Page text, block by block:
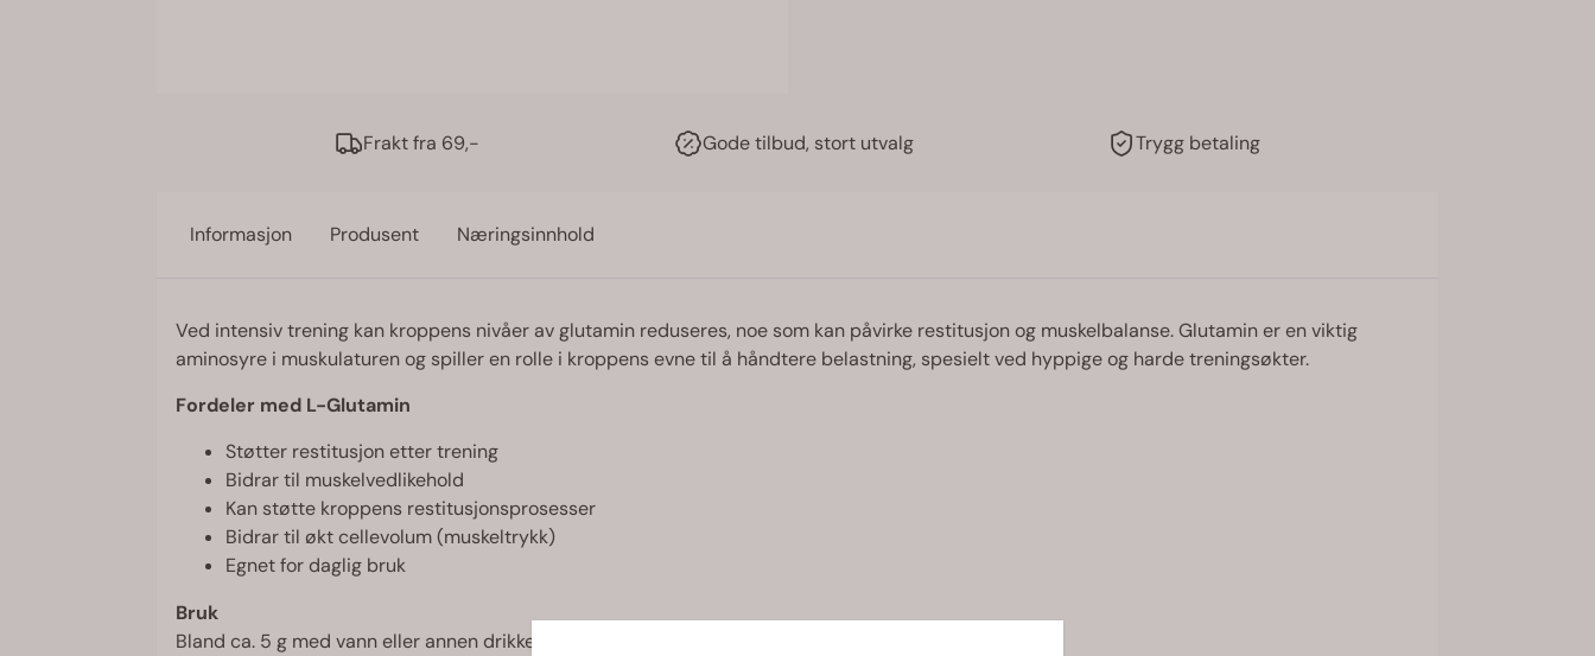
Frakt fra 69,- Gode tilbud, stort utvalg Trygg betaling
Informasjon Produsent Næringsinnhold
Ved intensiv trening kan kroppens nivåer av glutamin reduseres, noe som kan påvirke restitusjon og muskelbalanse. Glutamin er en viktig
aminosyre i muskulaturen og spiller en rolle i kroppens evne til å håndtere belastning, spesielt ved hyppige og harde treningsøkter.
Fordeler med L-Glutamin
Støtter restitusjon etter trening
Bidrar til muskelvedlikehold
Kan støtte kroppens restitusjonsprosesser
Bidrar til økt cellevolum (muskeltrykk)
Egnet for daglig bruk
Bruk
Bland ca. 5 g med vann eller annen drikke. Tas 2–4 ganger daglig etter behov.